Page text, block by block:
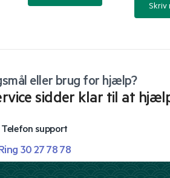
Skriv
eller brug for hjælp?
sidder klar til at
Telefon support
30 27 78 78